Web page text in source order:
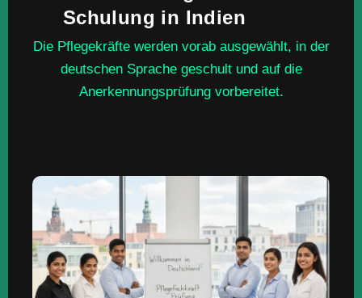
Schulung in Indien
Die Pflegekräfte werden vorab ausgewählt, in der
deutschen Sprache geschult und auf die
Anerkennungsprüfung vorbereitet.